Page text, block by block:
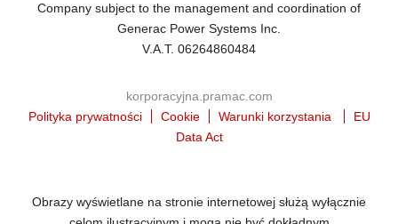
Company subject to the management and coordination of
Generac Power Systems Inc.
V.A.T. 06264860484
korporacyjna.pramac.com
Polityka prywatności
Cookie Warunki korzystania
EU
Data Act
Obrazy wyświetlane na stronie internetowej służą wyłącznie